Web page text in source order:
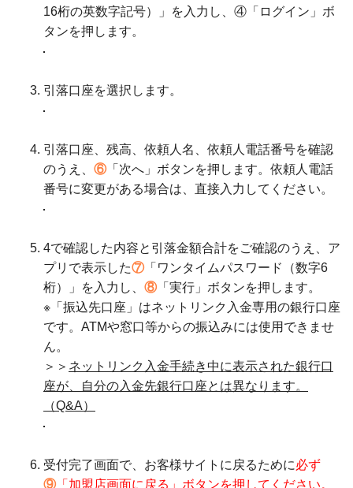
16桁の英数字記号）」を入力し、④「ログイン」ボ
タンを押します。
引落口座を選択します。
引落口座、残高、依頼人名、依頼人電話番号を確認
のうえ、 ⑥「次へ」ボタンを押します。依頼人電話
番号に変更がある場合は、直接入力してください。
4で確認した内容と引落金額合計をご確認のうえ、ア
プリで表示した⑦「ワンタイムパスワード（数字6
桁）」を入力し、 ⑧「実行」ボタンを押します。
※「振込先口座」はネットリンク入金専用の銀行口座
です。ATMや窓口等からの振込みには使用できませ
ん。
＞＞ ネットリンク入金手続き中に表示された銀行口
座が、自分の入金先銀行口座とは異なります。
（Q&A）
受付完了画面で、お客様サイトに戻るために必ず
⑨「加盟店画面に戻る」ボタンを押してください。